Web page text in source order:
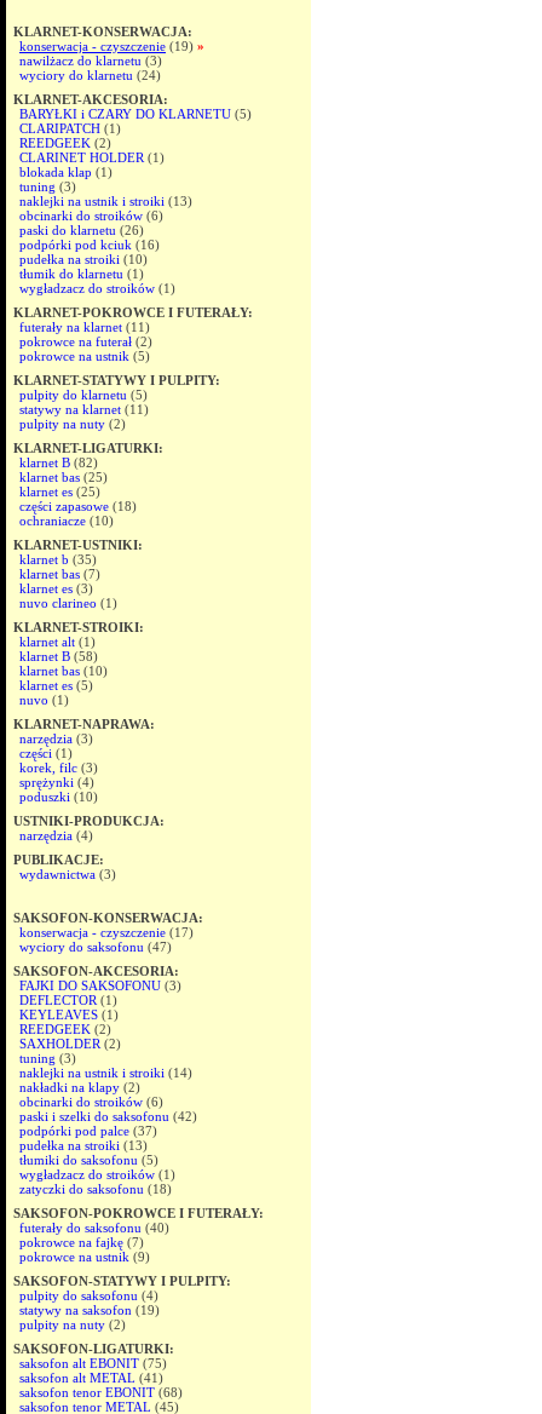
KLARNET-KONSERWACJA:
konserwacja - czyszczenie (19) »
nawilżacz do klarnetu (3)
wyciory do klarnetu (24)
KLARNET-AKCESORIA:
BARYŁKI i CZARY DO KLARNETU (5)
CLARIPATCH (1)
REEDGEEK (2)
CLARINET HOLDER (1)
blokada klap (1)
tuning (3)
naklejki na ustnik i stroiki (13)
obcinarki do stroików (6)
paski do klarnetu (26)
podpórki pod kciuk (16)
pudełka na stroiki (10)
tłumik do klarnetu (1)
wygładzacz do stroików (1)
KLARNET-POKROWCE I FUTERAŁY:
futerały na klarnet (11)
pokrowce na futerał (2)
pokrowce na ustnik (5)
KLARNET-STATYWY I PULPITY:
pulpity do klarnetu (5)
statywy na klarnet (11)
pulpity na nuty (2)
KLARNET-LIGATURKI:
klarnet B (82)
klarnet bas (25)
klarnet es (25)
części zapasowe (18)
ochraniacze (10)
KLARNET-USTNIKI:
klarnet b (35)
klarnet bas (7)
klarnet es (3)
nuvo clarineo (1)
KLARNET-STROIKI:
klarnet alt (1)
klarnet B (58)
klarnet bas (10)
klarnet es (5)
nuvo (1)
KLARNET-NAPRAWA:
narzędzia (3)
części (1)
korek, filc (3)
sprężynki (4)
poduszki (10)
USTNIKI-PRODUKCJA:
narzędzia (4)
PUBLIKACJE:
wydawnictwa (3)
SAKSOFON-KONSERWACJA:
konserwacja - czyszczenie (17)
wyciory do saksofonu (47)
SAKSOFON-AKCESORIA:
FAJKI DO SAKSOFONU (3)
DEFLECTOR (1)
KEYLEAVES (1)
REEDGEEK (2)
SAXHOLDER (2)
tuning (3)
naklejki na ustnik i stroiki (14)
nakładki na klapy (2)
obcinarki do stroików (6)
paski i szelki do saksofonu (42)
podpórki pod palce (37)
pudełka na stroiki (13)
tłumiki do saksofonu (5)
wygładzacz do stroików (1)
zatyczki do saksofonu (18)
SAKSOFON-POKROWCE I FUTERAŁY:
futerały do saksofonu (40)
pokrowce na fajkę (7)
pokrowce na ustnik (9)
SAKSOFON-STATYWY I PULPITY:
pulpity do saksofonu (4)
statywy na saksofon (19)
pulpity na nuty (2)
SAKSOFON-LIGATURKI:
saksofon alt EBONIT (75)
saksofon alt METAL (41)
saksofon tenor EBONIT (68)
saksofon tenor METAL (45)